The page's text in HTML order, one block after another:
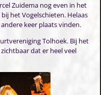
Zuidema nog even in het
het Vogelschieten. Helaas
keer plaats vinden.
Tolhoek. Bij het
dat er heel veel